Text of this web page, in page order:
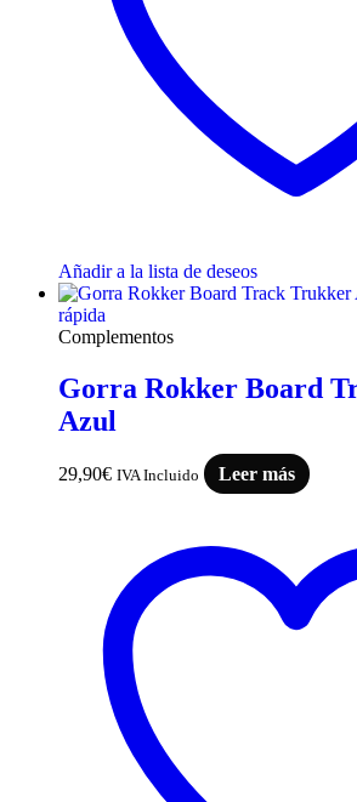
Añadir a la lista de deseos
rápida
Complementos
Gorra Rokker Board
Azul
29,90€ IVA Incluido Leer más